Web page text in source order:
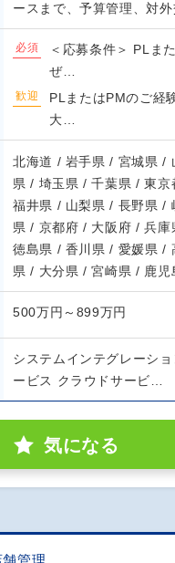
ースまで、予算管理、対
必須
＜応募条件＞ PLま
ぜ…
歓迎
PLまたはPMのご経
大…
北海道 / 岩手県 / 宮城県 /
県 / 埼玉県 / 千葉県 / 東
福井県 / 山梨県 / 長野県 /
県 / 京都府 / 大阪府 / 兵
徳島県 / 香川県 / 愛媛県 /
県 / 大分県 / 宮崎県 / 鹿児
500万円～899万円
システムインテグレーシ
ービス クラウドサービ…
気になる
管理